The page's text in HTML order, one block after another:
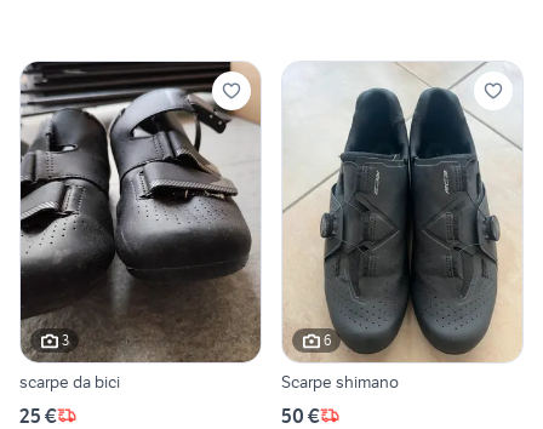
3
scarpe da bici
25 €
6
Scarpe shimano
50 €